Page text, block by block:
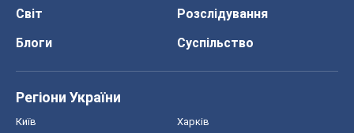
Світ
Розслідування
Блоги
Суспільство
Регіони України
Київ Харків